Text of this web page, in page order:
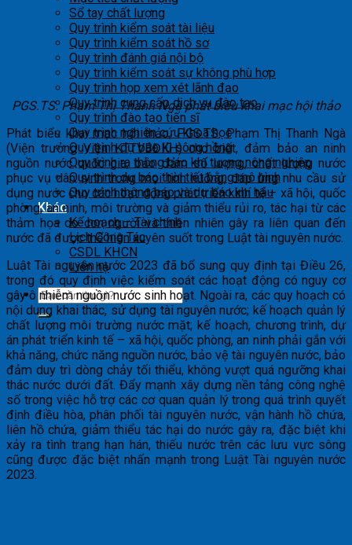
Sổ tay chất lượng
Quy trình kiểm soát tài liệu
Quy trình kiểm soát hồ sơ
Quy trình đánh giá nội bộ
Quy trình kiểm soát sự không phù hợp
Quy trình họp xem xét lãnh đạo
Quy trình cung cấp dịch vụ đào tạo
Quy trình đào tạo tiến sĩ
Quy trình nghiên cứu khoa học
Quy trình dự báo lũ sông hồng
Quy trình ra thông báo khí tượng nông nghiệp
Quy trình dự báo thời tiết bằng mô hình
Quy trình thông báo và dự báo khí hậu
Khác
Kế hoạch – Tài chính
Lịch Công Tác
CSDL KHCN
Liên hệ
PGS.TS. Phạm Thị Thanh Ngà phát biểu khai mạc hội thảo
Phát biểu khai mạc hội thảo, PGS.TS. Phạm Thị Thanh Ngà
(Viện trưởng Viện KTTVBĐKH) cho biết, đảm bảo an ninh
nguồn nước quốc gia, bảo đảm số lượng, chất lượng nước
phục vụ dân sinh trong mọi tình huống, đáp ứng nhu cầu sử
dụng nước cho các hoạt động phát triển kinh tế – xã hội, quốc
phòng, an ninh, môi trường và giảm thiểu rủi ro, tác hại từ các
thảm họa do con người và thiên nhiên gây ra liên quan đến
nước đã được thể hiện xuyên suốt trong Luật tài nguyên nước.
Luật Tài nguyên nước 2023 đã bổ sung quy định tại Điều 26,
trong đó quy định việc kiểm soát các hoạt động có nguy cơ
gây ô nhiễm nguồn nước sinh hoạt. Ngoài ra, các quy hoạch có
nội dung khai thác, sử dụng tài nguyên nước; kế hoạch quản lý
chất lượng môi trường nước mặt; kế hoạch, chương trình, dự
án phát triển kinh tế – xã hội, quốc phòng, an ninh phải gắn với
khả năng, chức năng nguồn nước, bảo vệ tài nguyên nước, bảo
đảm duy trì dòng chảy tối thiểu, không vượt quá ngưỡng khai
thác nước dưới đất. Đẩy mạnh xây dựng nền tảng công nghệ
số trong việc hỗ trợ các cơ quan quản lý trong quá trình quyết
định điều hòa, phân phối tài nguyên nước, vận hành hồ chứa,
liên hồ chứa, giảm thiểu tác hại do nước gây ra, đặc biệt khi
xảy ra tình trạng hạn hán, thiếu nước trên các lưu vực sông
cũng được đặc biệt nhấn mạnh trong Luật Tài nguyên nước
2023.